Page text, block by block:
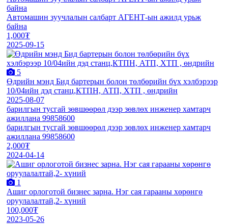
байна
Автомашин зуучлалын салбарт АГЕНТ-ын ажилд урьж
байна
1,000₮
2025-09-15
5
Өдрийн мэнд Бид бартерын болон төлбөрийн бүх хэлбэрээр
10/04ийн дэд станц,КТПН, АТП, ХТП , өндрийн
2025-08-07
барилгын тусгай зөвшөөрөл дээр зөвлөх инженер хамтарч
ажиллана 99858600
барилгын тусгай зөвшөөрөл дээр зөвлөх инженер хамтарч
ажиллана 99858600
2,000₮
2024-04-14
1
Ашиг орлоготой бизнес зарна. Нэг сая гарааны xөрөнгө
оруулалалтай,2- xүний
100,000₮
2023-05-26